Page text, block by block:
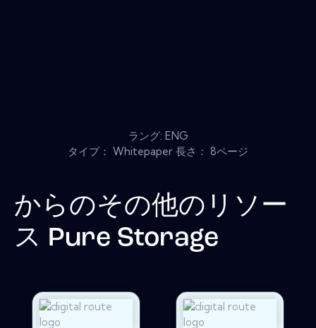
ラング: ENG
タイプ： Whitepaper 長さ： 8ページ
からのその他のリソー
ス Pure Storage